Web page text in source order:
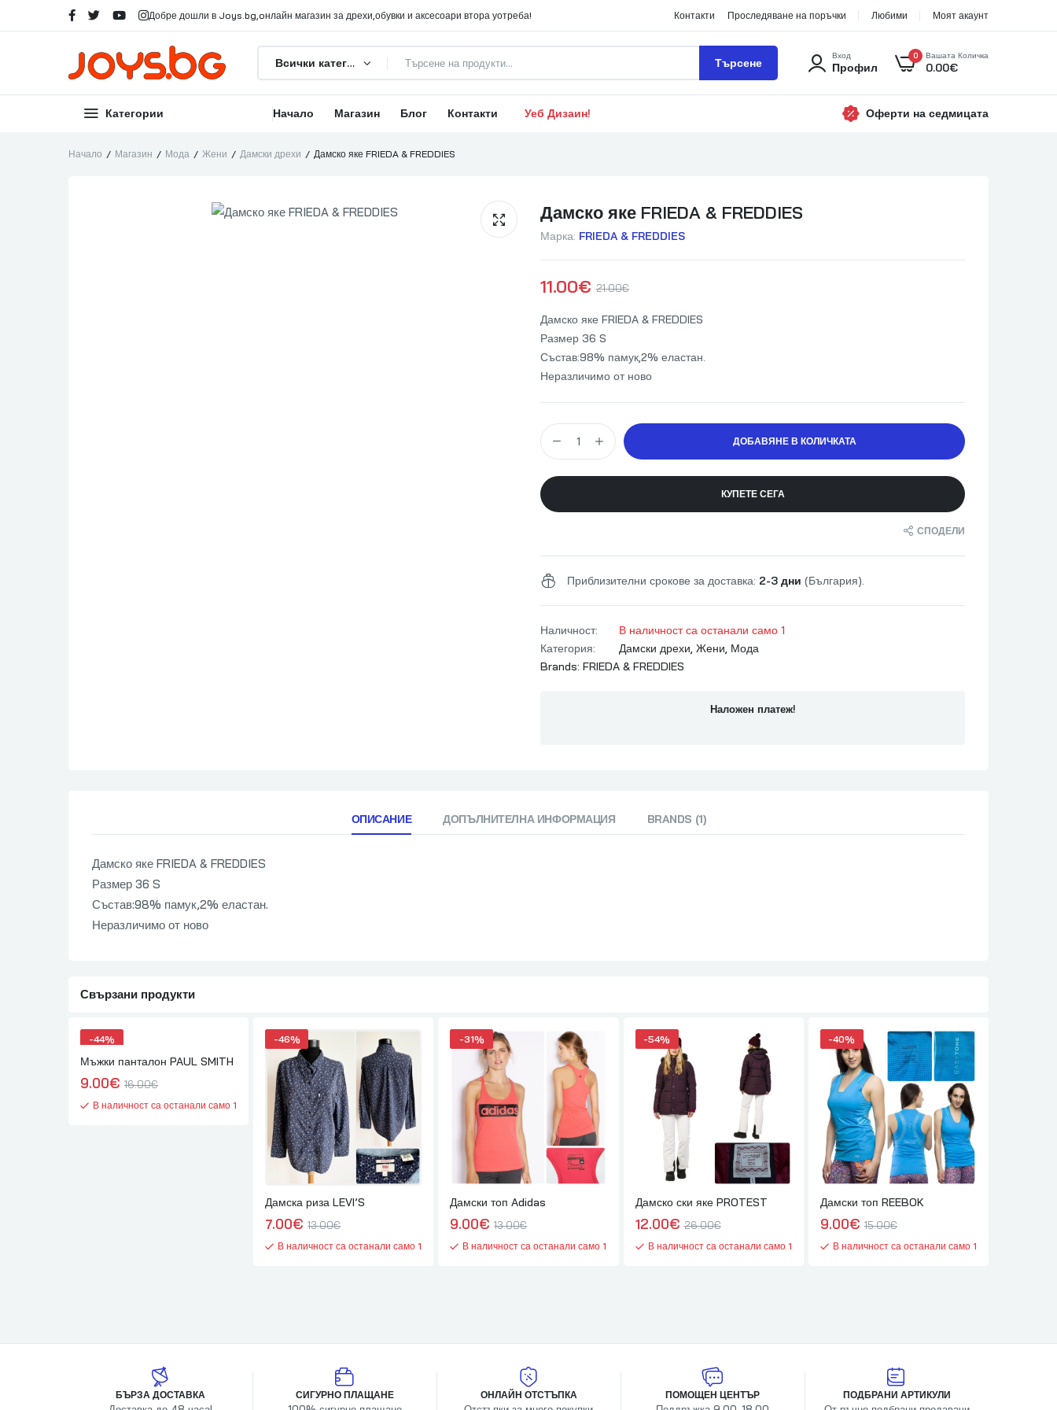
Добре дошли в Joys.bg,oнлайн магазин за дрехи,обувки и аксесоари втора уотреба! Контакти Проследяване на поръчки Любими Моят акаунт
Всички категории Търсене
Вход
Профил
0 Вашата Количка
0.00€
Категории Начало Магазин Блог Контакти Уеб Дизаин! Оферти на седмицата
Начало Магазин Мода Жени Дамски дрехи Дамско яке FRIEDA & FREDDIES
Дамско яке FRIEDA & FREDDIES
Марка: FRIEDA & FREDDIES
21.00€
11.00€
Дамско яке FRIEDA & FREDDIES
Размер 36 S
Състав:98% памук,2% еластан.
Неразличимо от ново
ДОБАВЯНЕ В КОЛИЧКАТА
КУПЕТЕ СЕГА
СПОДЕЛИ
Приблизителни срокове за доставка: 2-3 дни (България).
Наличност:
В наличност са останали само 1
Категория:
Дамски дрехи, Жени, Мода
Brands: FRIEDA & FREDDIES
Наложен платеж!
ОПИСАНИЕ ДОПЪЛНИТЕЛНА ИНФОРМАЦИЯ BRANDS (1)
Дамско яке FRIEDA & FREDDIES
Размер 36 S
Състав:98% памук,2% еластан.
Неразличимо от ново
Свързани продукти
-44%
Мъжки панталон PAUL SMITH
16.00€
9.00€
В наличност са останали само 1
-46%
Дамска риза LEVI’S
13.00€
7.00€
В наличност са останали само 1
-31%
Дамски топ Adidas
13.00€
9.00€
В наличност са останали само 1
-54%
Дамско ски яке PROTEST
26.00€
12.00€
В наличност са останали само 1
-40%
Дамски топ REEBOK
15.00€
9.00€
В наличност са останали само 1
БЪРЗА ДОСТАВКА СИГУРНО ПЛАЩАНЕ ОНЛАЙН ОТСТЪПКА ПОМОЩЕН ЦЕНТЪР ПОДБРАНИ АРТИКУЛИ